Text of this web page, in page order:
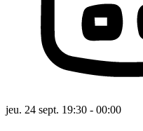
jeu. 24 sept. 19:30 - 00:00